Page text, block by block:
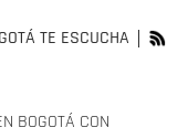
TE ESCUCHA
BOGOTÁ CON